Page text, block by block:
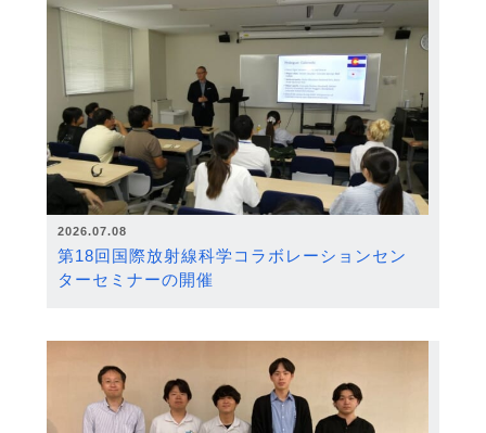
2026.07.08
第18回国際放射線科学コラボレーションセン
ターセミナーの開催